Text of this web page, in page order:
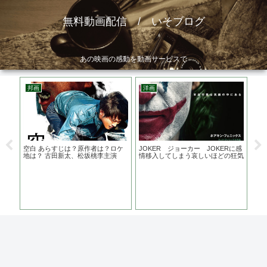
無料動画配信 / いそブログ
あの映画の感動を動画サービスで
作
邦画
空白 あらすじは？原作者は？ロケ
地は？ 古田新太、松坂桃李主演
洋画
JOKER ジョーカー JOKERに感
情移入してしまう哀しいほどの狂気
メ